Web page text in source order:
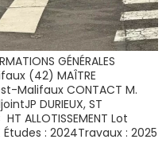
GÉNÉRALES
(42) MAÎTRE
Malifaux CONTACT M.
DURIEUX, ST
ALLOTISSEMENT Lot
Études : 2024Travaux : 2025